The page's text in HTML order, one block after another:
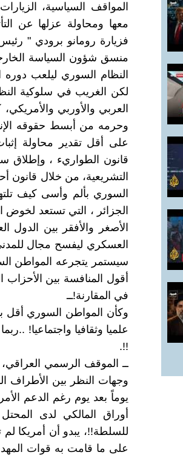
المواقف السياسية،
معها ومحاولة عزلها عن
فزيارة رومانو برودي " رئيس
منسق شؤون السياسة
النظام السوري ليلعب دوره
لكن الغريب في سلوكية
العربي والأوربي
وحرمه من أبسط حقوقه
على أقل تقدير محاولة
قانون الطواريء ، وإطلاق
التشريعية، من خلال قانون
السوري بألم وأسى كيف
الأصغر والأفقر بين الدول
العسكري ليفسح مجال
سيستمر يتجرعه المواطن
أقول المنافسة بين الأحزاب
في المقارنة!ــ
وكأن المواطن السوري أقل
علميا وثقافيا واجتماعيا!
!!.
ــ الموقف الرسمي
وجهات النظر بين الأطراف
يوماً بعد يوم رغم الدعم
أوراق المالكي لدى
للسلطة!!، يبدو أن أمريكا لم
على ما قامت به قوات